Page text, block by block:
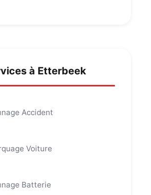
à Etterbeek
Accident
Voiture
Batterie